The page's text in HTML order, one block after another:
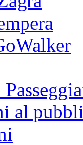
al